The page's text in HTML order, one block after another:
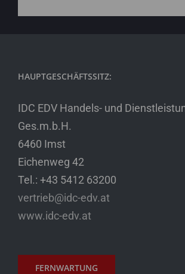
HAUPTGESCHÄFTSSITZ:
IDC EDV Handels- und
Ges.m.b.H.
6460 Imst
Eichenweg 42
Tel.: +43 5412 63200
vertrieb@idc-edv.at
www.idc-edv.at
FERNWARTUNG